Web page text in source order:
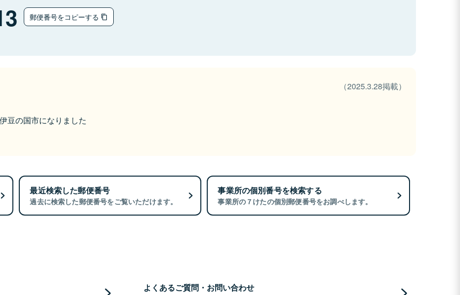
郵便番号をコピーする
（2025.3.28掲載）
豆の国市になりました
最近検索した郵便番号
過去に検索した郵便番号をご覧いただけます。
事業所の個別番号を検索する
事業所の７けたの個別郵便番号をお調べします。
よくあるご質問・お問い合わせ